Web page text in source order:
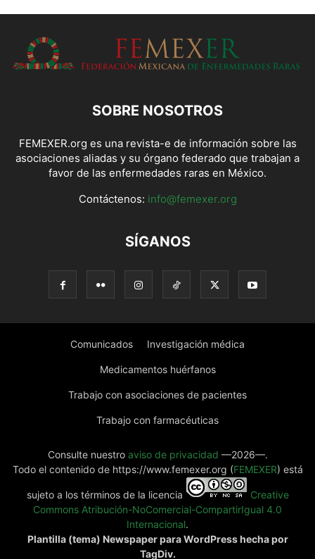
SOBRE NOSOTROS
FEMEXER.org es una revista-e de información sobre las
asociaciones aliadas y su órgano federado que trabajan a
favor de las enfermedades raras en México.
Contáctenos: info@femexer.org
SÍGANOS
Comunicados Investigación médica
Medicamentos huérfanos
Trabajo con asociaciones de pacientes
Trabajo con farmacéuticas
Consulte nuestro aviso de privacidad —2026—.
Todo el contenido de https://www.femexer.org (FEMEXER) está
sujeto a los términos de la licencia
Creative
Commons Atribución-NoComercial-CompartirIgual 4.0
Internacional.
Plantilla (tema) Newspaper para WordPress hecha por
TagDiv.